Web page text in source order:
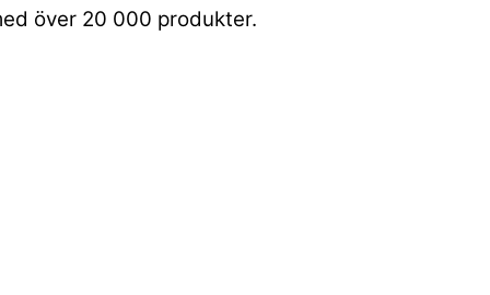
över 20 000 produkter.